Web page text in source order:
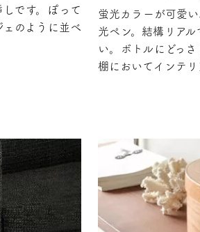
です。ぽって
ェのように並べ
蛍光カラーが可愛
光ペン。結構リア
い。ボトルにどっ
棚においてインテリ